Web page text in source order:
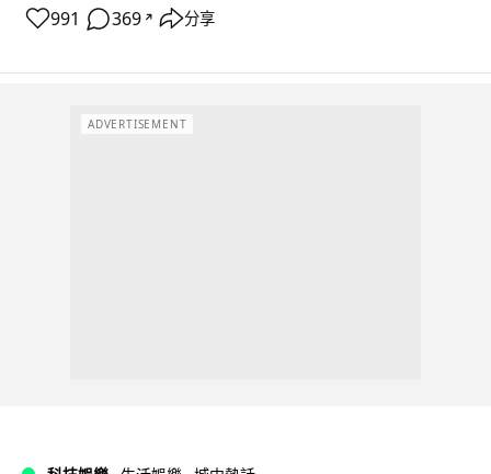
991 369 ↗ 分享
ADVERTISEMENT